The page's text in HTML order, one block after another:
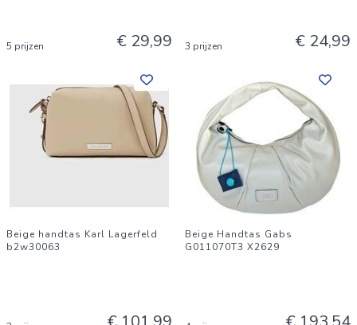
5 prijzen € 29,99 3 prijzen € 24,99
Beige handtas Karl Lagerfeld
b2w30063
Beige Handtas Gabs
G011070T3 X2629